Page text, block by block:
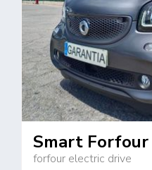
Smart Forfour
forfour electric drive